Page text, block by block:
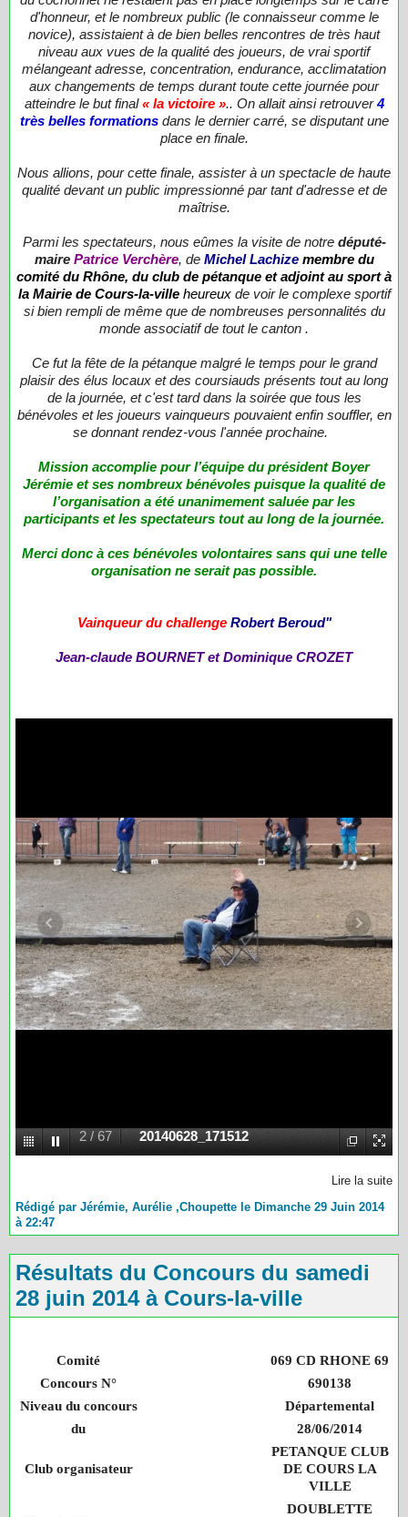
d'honneur, et le nombreux public (le connaisseur comme le
novice), assistaient à de bien belles rencontres de très haut
niveau aux vues de la qualité des joueurs, de vrai sportif
mélangeant adresse, concentration, endurance, acclimatation
aux changements de temps durant toute cette journée pour
atteindre le but final« la victoire ».. On allait ainsi retrouver4
très belles formationsdans le dernier carré, se disputant une
place en finale.
Nous allions, pour cette finale, assister à un spectacle de haute
qualité devant un public impressionné par tant d'adresse et de
maîtrise.
Parmi les spectateurs, nous eûmes la visite de notre député-
maire Patrice Verchère, deMichel Lachize membre du
comité du Rhône, du club de pétanque et adjoint au sport à
la Mairie de Cours-la-ville heureuxde voir le complexe sportif
si bien rempli de même que de nombreuses personnalités du
monde associatif de tout le canton .
Ce fut la fête de la pétanque malgré le temps pour le grand
plaisir des élus locaux et des coursiauds présents tout au long
de la journée, et c'est tard dans la soirée que tous les
bénévoles et les joueurs vainqueurs pouvaient enfin souffler, en
se donnant rendez-vous l'année prochaine.
Mission accomplie pour l’équipe du président Boyer
Jérémie et ses nombreux bénévoles puisque la qualité de
l’organisation a été unanimement saluée par les
participants et les spectateurs tout au long de la journée.
Merci donc à ces bénévoles volontaires sans qui une telle
organisation ne serait pas possible.
Vainqueur du challenge Robert Beroud"
Jean-claude BOURNET et Dominique CROZET
2 /67 20140628_171512
Lire la suite
Rédigé par Jérémie, Aurélie ,Choupette le Dimanche 29 Juin 2014
à 22:47
Résultats du Concours du samedi
28 juin 2014 à Cours-la-ville
Comité
069 CD RHONE 69
Concours N°
690138
Niveau du concours
Départemental
du
28/06/2014
Club organisateur
PETANQUE CLUB
DE COURS LA
VILLE
DOUBLETTE